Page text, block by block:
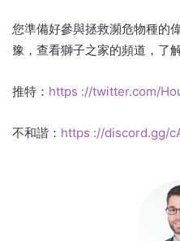
您準備好參與拯救瀕危物種的
豫，查看獅子之家的頻道，了
推特： https ://twitter.com/
不和諧： https ://discord.gg/